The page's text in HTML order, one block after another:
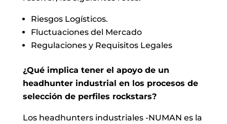
Riesgos Logísticos.
Fluctuaciones del Mercado
Regulaciones y Requisitos Legales
¿Qué implica tener el apoyo de un
headhunter industrial en los procesos de
selección de perfiles rockstars?
Los headhunters industriales -NUMAN es la